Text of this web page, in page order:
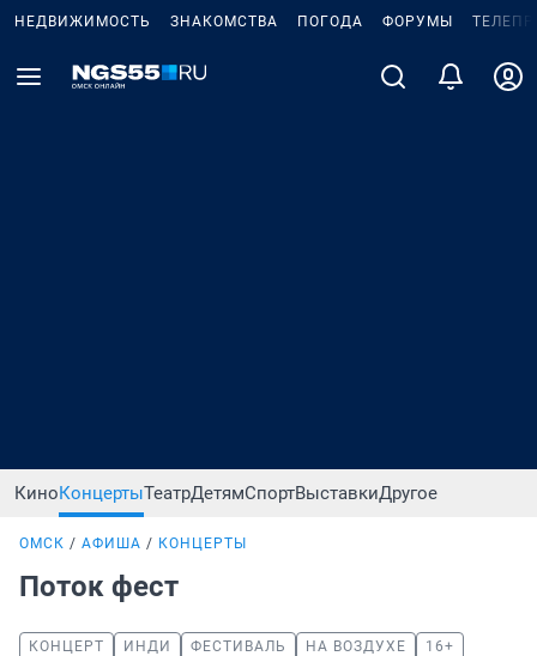
НЕДВИЖИМОСТЬ ЗНАКОМСТВА ПОГОДА ФОРУМЫ
КиноКонцертыТеатрДетямСпортВыставкиДругое
ОМСК АФИША КОНЦЕРТЫ
Поток фест
КОНЦЕРТ ИНДИ ФЕСТИВАЛЬ НА ВОЗДУХЕ 16+